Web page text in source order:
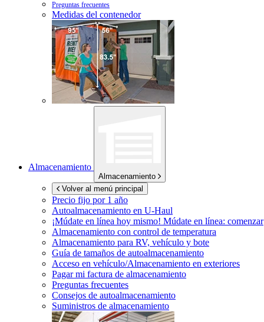
Preguntas frecuentes
Medidas del contenedor
Almacenamiento
Almacenamiento
Volver al menú principal
Precio fijo por 1 año
Autoalmacenamiento en U-Haul
¡Múdate en línea hoy mismo! Múdate en línea: comenzar
Almacenamiento con control de temperatura
Almacenamiento para RV, vehículo y bote
Guía de tamaños de autoalmacenamiento
Acceso en vehículo/Almacenamiento en exteriores
Pagar mi factura de almacenamiento
Preguntas frecuentes
Consejos de autoalmacenamiento
Suministros de almacenamiento